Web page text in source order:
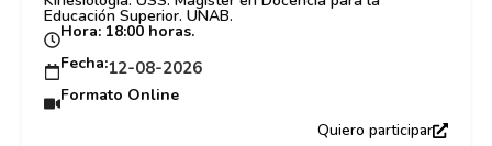
Educación Superior. UNAB.
Hora: 18:00 horas.
Fecha:12-08-2026
Formato Online
Quiero participar